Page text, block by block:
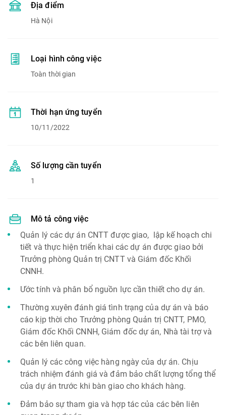
Địa điểm
Hà Nội
Loại hình công việc
Toàn thời gian
Thời hạn ứng tuyển
10/11/2022
Số lượng cần tuyển
1
Mô tả công việc
Quản lý các dự án CNTT được giao, lập kế hoạch chi
tiết và thực hiện triển khai các dự án được giao bởi
Trưởng phòng Quản trị CNTT và Giám đốc Khối
CNNH.
Ước tính và phân bổ nguồn lực cần thiết cho dự án.
Thường xuyên đánh giá tình trạng của dự án và báo
cáo kịp thời cho Trưởng phòng Quản trị CNTT, PMO,
Giám đốc Khối CNNH, Giám đốc dự án, Nhà tài trợ và
các bên liên quan.
Quản lý các công việc hàng ngày của dự án. Chịu
trách nhiệm đánh giá và đảm bảo chất lượng tổng thể
của dự án trước khi bàn giao cho khách hàng.
Đảm bảo sự tham gia và hợp tác của các bên liên